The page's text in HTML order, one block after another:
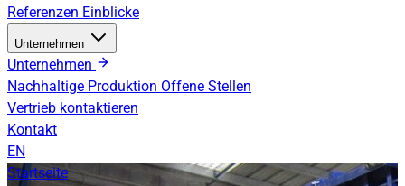
Referenzen Einblicke
Unternehmen
Unternehmen
Nachhaltige Produktion Offene Stellen
Vertrieb kontaktieren
Kontakt
EN
Startseite